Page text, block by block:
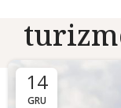
14
GRU